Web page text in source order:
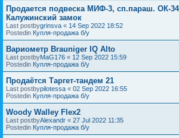
Продается подвеска МИФ-3, сп.параш. ОК-
Калужинский замок
Last postbygrinsva « 14 Sep 2022 18:52
Postedin Купля-продажа б/у
Вариометр Brauniger IQ Alto
Last postbyMaG176 « 12 Sep 2022 15:59
Postedin Купля-продажа б/у
Продаётся Таргет-тандем 21
Last postbypilotessa « 02 Sep 2022 16:55
Postedin Купля-продажа б/у
Woody Walley Flex2
Last postbyAlexandr « 27 Jul 2022 11:35
Postedin Купля-продажа б/у